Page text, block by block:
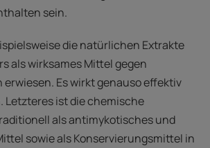
sein.
die natürlichen Extrakte
als wirksames Mittel gegen
erwiesen. Es wirkt genauso effektiv
Letzteres ist die chemische
als antimykotisches und
sowie als Konservierungsmittel in